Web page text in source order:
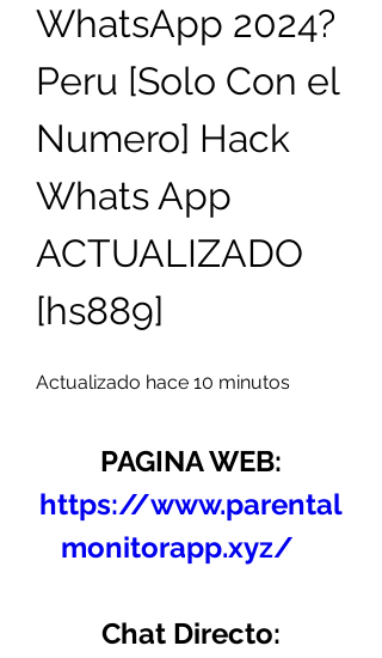
WhatsApp 2024?
Peru [Solo Con el
Numero] Hack
Whats App
ACTUALIZADO
[hs889]
Actualizado hace 10 minutos
PAGINA WEB:
https://www.parental
monitorapp.xyz/
Chat Directo: